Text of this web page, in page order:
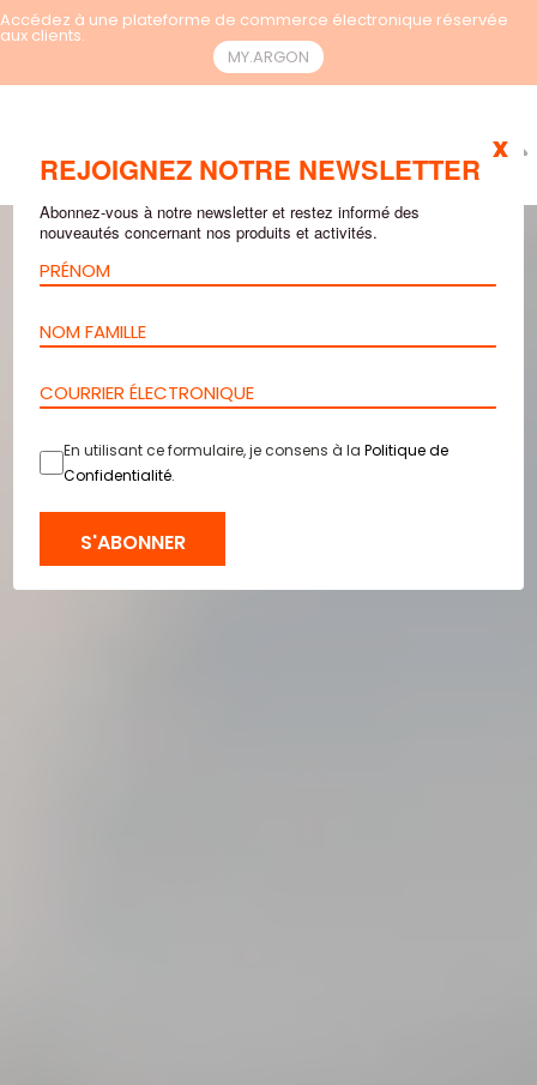
Accédez à une plateforme de commerce électronique réservée
aux clients.
MY.ARGON
REJOIGNEZ NOTRE NEWSLETTER
Abonnez-vous à notre newsletter et restez informé des
nouveautés concernant nos produits et activités.
En utilisant ce formulaire, je consens à la Politique de
Confidentialité.
S'ABONNER
x